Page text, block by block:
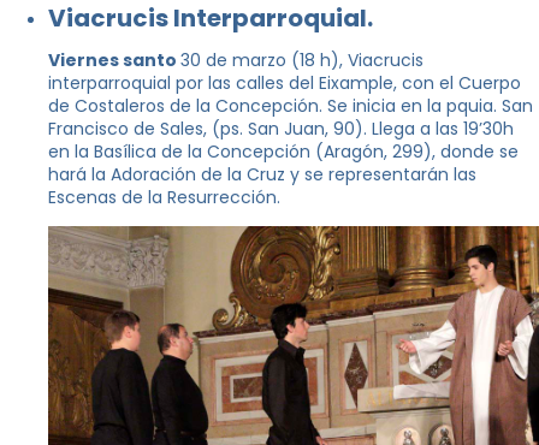
Viacrucis Interparroquial.
Viernes santo 30 de marzo (18 h), Viacrucis
interparroquial por las calles del Eixample, con el Cuerpo
de Costaleros de la Concepción. Se inicia en la pquia. San
Francisco de Sales, (ps. San Juan, 90). Llega a las 19’30h
en la Basílica de la Concepción (Aragón, 299), donde se
hará la Adoración de la Cruz y se representarán las
Escenas de la Resurrección.